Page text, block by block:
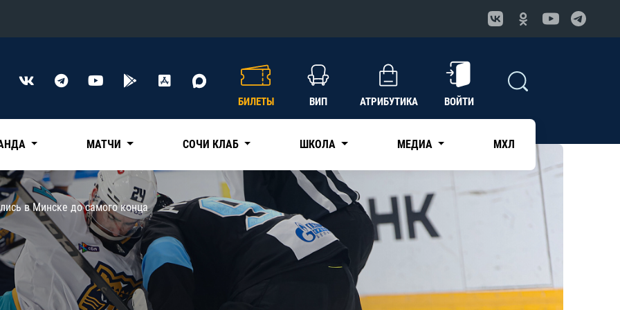
Конференция «Восток»
Нефтехимик
Трактор
Дивизион Чернышева
Авангард
Адмирал
КХЛ
БИЛЕТЫ ВИП АТРИБУТИКА ВОЙТИ
МАТЧИ СОЧИ КЛАБ ШКОЛА МЕДИА МХЛ
в Минске до самого конца